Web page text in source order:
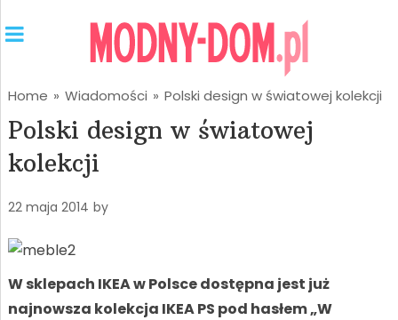
Home » Wiadomości » Polski design w światowej kolekcji
Polski design w światowej
kolekcji
22 maja 2014 by
W sklepach IKEA w Polsce dostępna jest już
najnowsza kolekcja IKEA PS pod hasłem „W